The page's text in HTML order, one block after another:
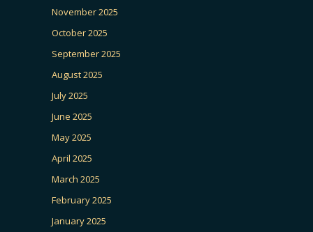
November 2025
October 2025
September 2025
August 2025
July 2025
June 2025
May 2025
April 2025
March 2025
February 2025
January 2025